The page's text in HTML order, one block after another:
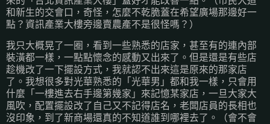
和新生的交會口，奇怪，怎麼不乾脆蓋在希望廣場那邊好一
點？資訊產業大樓旁邊賣農產不是很怪嗎？）
我只大概晃了一圈，看到一些熟悉的店家，甚至有的連內部
裝潢都一樣，一點點懷念的感動又出來了。但是還是有些店
趁機改了一下擺設方式，我就認不出來這是原來的那家店
了。我想很多對光華熟悉的「光華男」都和我一樣，只會用
什麼「一樓進去右手邊第幾家」來記憶某家店，一旦大家大
風吹，配置擺設改了自己又不記得店名，老闆店員的長相也
沒印象，到了新商場還真的不知道誰到哪裡去了。（會不會